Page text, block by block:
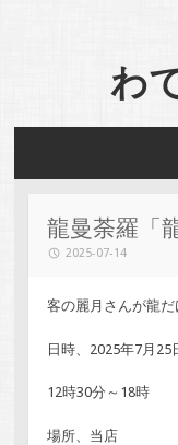
わ
龍曼荼羅「
2025-07-14
客の麗月さんが龍だ
日時、2025年7月25
12時30分～18時
場所、当店